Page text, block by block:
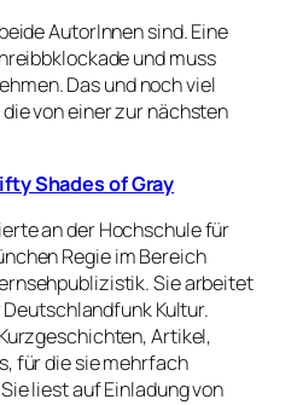
AutorInnen sind. Eine
und muss
Das und noch viel
von einer zur nächsten
Shades of Gray
an der Hochschule für
Regie im Bereich
Sie arbeitet
Kultur.
Artikel,
für die sie mehrfach
liest auf Einladung von